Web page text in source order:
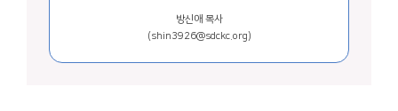
방신애 목사
(shin3926@sdckc.org)